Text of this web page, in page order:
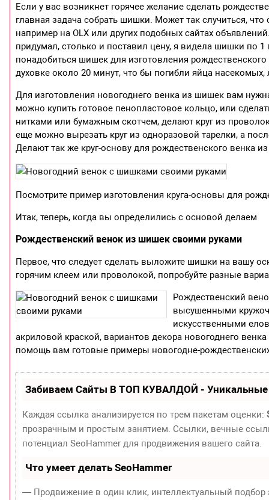
Если у вас возникнет горячее желание сделать
главная задача собрать шишки. Может так случиться,
например на OLX или других подобных сайтах
придумал, столько и поставил цену, я видела шишки по
понадобиться шишек для изготовления
духовке около 20 минут, что бы погибли яйца насекомых,
Для изготовления новогоднего венка из шишек вам
можно купить готовое пенопластовое кольцо, или
нитками или бумажным скотчем, делают круг из
еще можно вырезать круг из одноразовой тарелки, а
Делают так же круг-основу для рождественского венка
Посмотрите пример изготовления круга-основы для
Итак, теперь, когда вы определились с основой делаем
Рождественский венок из шишек своими руками
Первое, что следует сделать выложите шишки на вашу
горячим клеем или проволокой, попробуйте разные
Рождественский
высушенными
искусственными
акриловой краской, вариантов декора новогоднего
помощь вам готовые примеры новогодне-
Забиваем Сайты В ТОП КУВАЛДОЙ - Уникальные
Каждая ссылка анализируется по трем пакетам оценки:
прозрачным и простым занятием. Ссылки, вечные
потенциал SeoHammer для продвижения вашего сайта.
Что умеет делать SeoHammer
— Продвижение в один клик, интеллектуальный